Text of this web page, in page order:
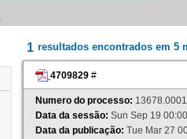
1 resultados encontrados em 5
4709829 #
Numero do processo:
Data da sessão: Sun Sep 19
Data da publicação: Tue Mar 27